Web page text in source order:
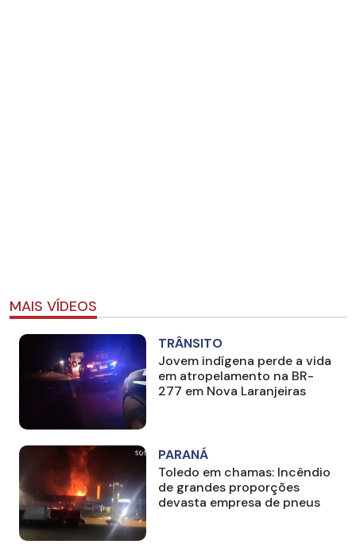
MAIS VÍDEOS
TRÂNSITO
Jovem indígena perde a vida
em atropelamento na BR-
277 em Nova Laranjeiras
PARANÁ
Toledo em chamas: Incêndio
de grandes proporções
devasta empresa de pneus